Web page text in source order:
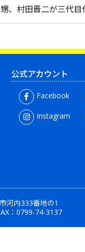
、村田晋二が三代目
公式アカウント
Facebook
Instagram
河内333番地の1
：0799-74-3137